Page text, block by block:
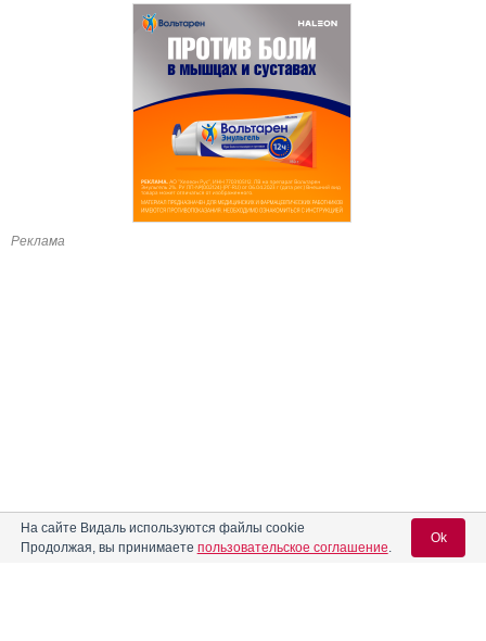
Реклама
На сайте Видаль используются файлы cookie
Продолжая, вы принимаете пользовательское соглашение.
Ok